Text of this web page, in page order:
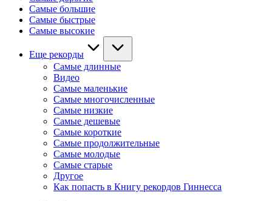
Самые большие
Самые быстрые
Самые высокие
Еще рекорды
Самые длинные
Видео
Самые маленькие
Самые многочисленные
Самые низкие
Самые дешевые
Самые короткие
Самые продолжительные
Самые молодые
Самые старые
Другое
Как попасть в Книгу рекордов Гиннесса